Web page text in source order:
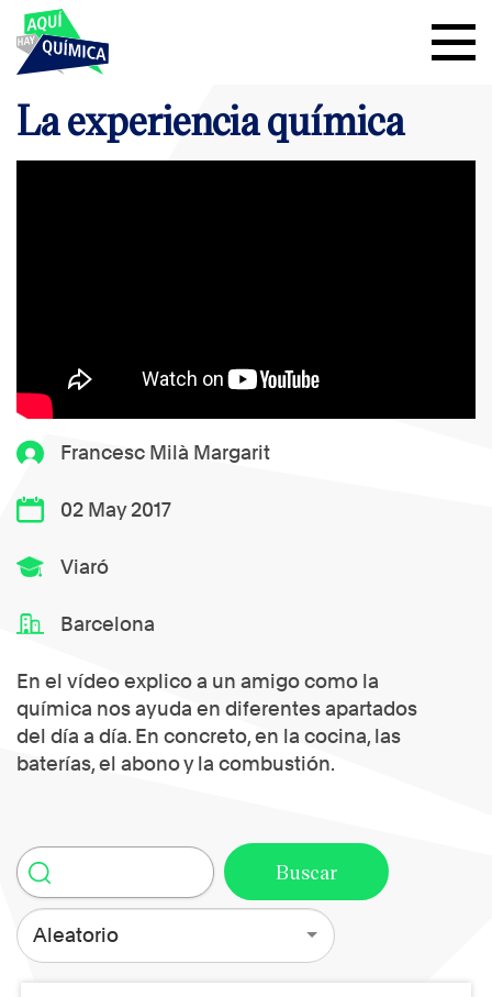
Francesc Milà Margarit
02 May 2017
Viaró
Barcelona
En el vídeo explico a un amigo como la
química nos ayuda en diferentes apartados
del día a día. En concreto, en la cocina, las
baterías, el abono y la combustión.
La experiencia química
Aleatorio